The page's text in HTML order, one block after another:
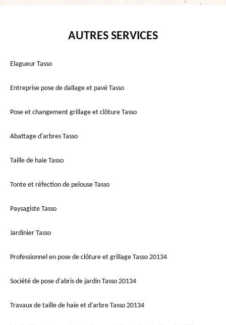
AUTRES SERVICES
Elagueur Tasso
Entreprise pose de dallage et pavé Tasso
Pose et changement grillage et clôture Tasso
Abattage d'arbres Tasso
Taille de haie Tasso
Tonte et réfection de pelouse Tasso
Paysagiste Tasso
Jardinier Tasso
Professionnel en pose de clôture et grillage Tasso 20134
Société de pose d'abris de jardin Tasso 20134
Travaux de taille de haie et d'arbre Tasso 20134